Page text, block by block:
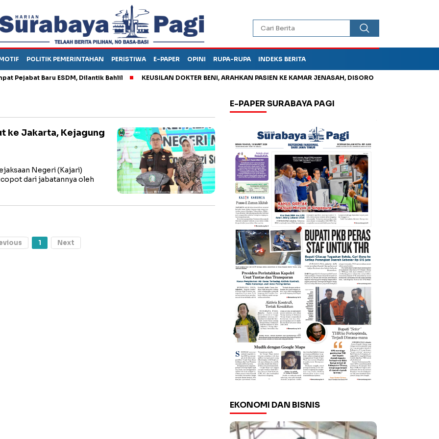
POLITIK PEMERINTAHAN PERISTIWA E-PAPER OPINI RUPA-RUPA INDEKS BERITA
Baru ESDM, Dilantik Bahlil KEUSILAN DOKTER BENI, ARAHKAN PASIEN KE KAMAR JENASAH, DISOROT
ke Jakarta, Kejagung
Negeri (Kajari)
dari jabatannya oleh
1 Next
E-PAPER SURABAYA PAGI
EKONOMI DAN BISNIS